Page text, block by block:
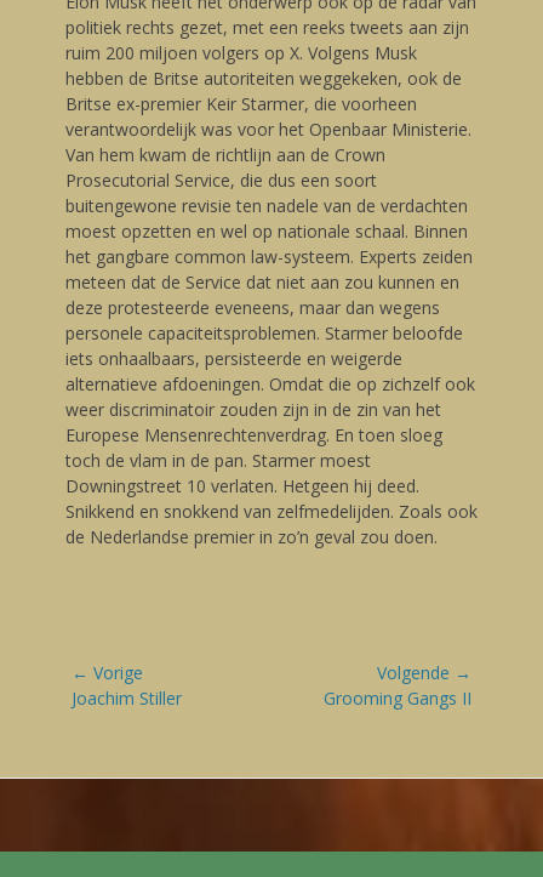
politiek rechts gezet, met een reeks tweets aan zijn
ruim 200 miljoen volgers op X. Volgens Musk
hebben de Britse autoriteiten weggekeken, ook de
Britse ex-premier Keir Starmer, die voorheen
verantwoordelijk was voor het Openbaar Ministerie.
Van hem kwam de richtlijn aan de Crown
Prosecutorial Service, die dus een soort
buitengewone revisie ten nadele van de verdachten
moest opzetten en wel op nationale schaal. Binnen
het gangbare common law-systeem. Experts zeiden
meteen dat de Service dat niet aan zou kunnen en
deze protesteerde eveneens, maar dan wegens
personele capaciteitsproblemen. Starmer beloofde
iets onhaalbaars, persisteerde en weigerde
alternatieve afdoeningen. Omdat die op zichzelf ook
weer discriminatoir zouden zijn in de zin van het
Europese Mensenrechtenverdrag. En toen sloeg
toch de vlam in de pan. Starmer moest
Downingstreet 10 verlaten. Hetgeen hij deed.
Snikkend en snokkend van zelfmedelijden. Zoals ook
de Nederlandse premier in zo’n geval zou doen.
Bericht
navigatie
← Vorige
Vorige
Joachim Stiller
Volgende →
VolgendeGrooming Gangs II